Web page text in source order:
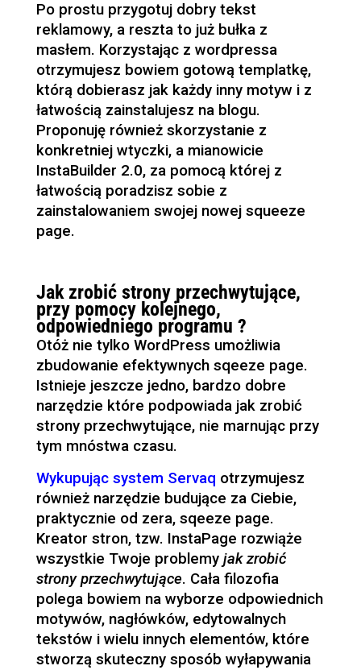
Po prostu przygotuj dobry tekst
reklamowy, a reszta to już bułka z
masłem. Korzystając z wordpressa
otrzymujesz bowiem gotową templatkę,
którą dobierasz jak każdy inny motyw i z
łatwością zainstalujesz na blogu.
Proponuję również skorzystanie z
konkretniej wtyczki, a mianowicie
InstaBuilder 2.0, za pomocą której z
łatwością poradzisz sobie z
zainstalowaniem swojej nowej squeeze
page.
Jak zrobić strony przechwytujące,
przy pomocy kolejnego,
odpowiedniego programu ?
Otóż nie tylko WordPress umożliwia
zbudowanie efektywnych sqeeze page.
Istnieje jeszcze jedno, bardzo dobre
narzędzie które podpowiada jak zrobić
strony przechwytujące, nie marnując przy
tym mnóstwa czasu.
Wykupując system Servaq otrzymujesz
również narzędzie budujące za Ciebie,
praktycznie od zera, sqeeze page.
Kreator stron, tzw. InstaPage rozwiąże
wszystkie Twoje problemy jak zrobić
strony przechwytujące. Cała filozofia
polega bowiem na wyborze odpowiednich
motywów, nagłówków, edytowalnych
tekstów i wielu innych elementów, które
stworzą skuteczny sposób wyłapywania